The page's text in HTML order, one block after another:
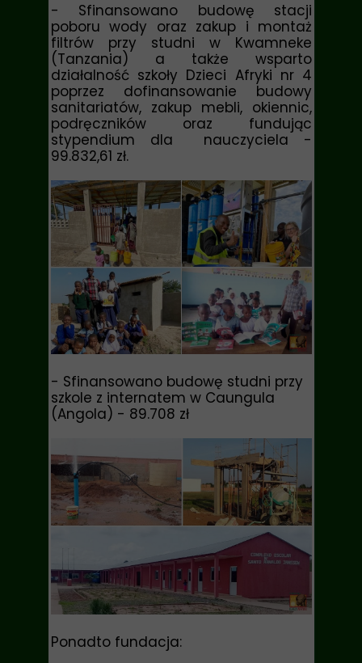
- Sfinansowano budowę stacji
poboru wody oraz zakup i montaż
filtrów przy studni w Kwamneke
(Tanzania) a także
wsparto
działalność szkoły Dzieci Afryki nr 4
poprzez dofinansowanie budowy
sanitariatów, zakup mebli, okiennic,
podręczników oraz fundując
stypendium dla nauczyciela -
99.832,61 zł.
- Sfinansowano budowę studni przy
szkole z internatem w Caungula
(Angola) - 89.708 zł
Ponadto fundacja: